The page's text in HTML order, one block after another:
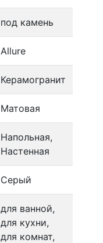
под камень
Allure
Керамогранит
Матовая
Напольная,
Настенная
Серый
для ванной,
для кухни,
для комнат,